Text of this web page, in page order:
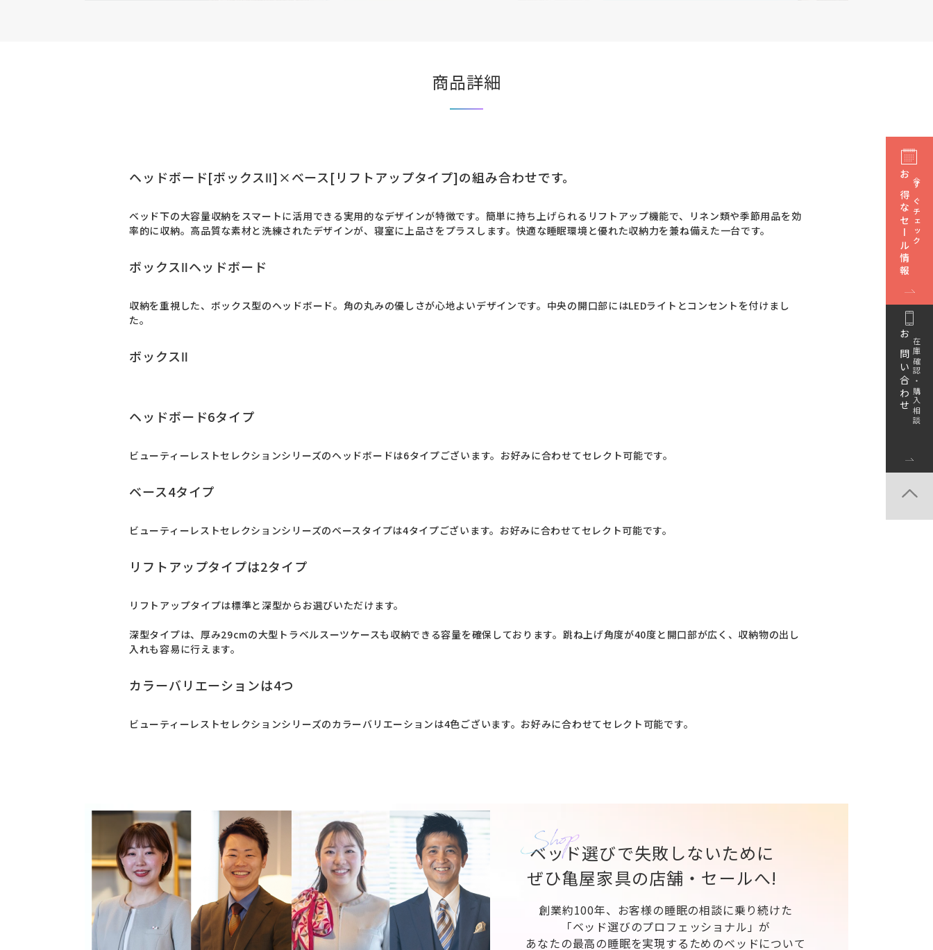
商品詳細
ヘッドボード[ボックスⅡ]×ベース[リフトアップタイプ]の組み合わせです。
ベッド下の大容量収納をスマートに活用できる実用的なデザインが特徴です。簡単に持ち上げられるリフトアップ機能で、リネン類や季節用品を効
率的に収納。高品質な素材と洗練されたデザインが、寝室に上品さをプラスします。快適な睡眠環境と優れた収納力を兼ね備えた一台です。
ボックスⅡヘッドボード
収納を重視した、ボックス型のヘッドボード。角の丸みの優しさが心地よいデザインです。中央の開口部にはLEDライトとコンセントを付けまし
た。
ボックスⅡ
ヘッドボード6タイプ
ビューティーレストセレクションシリーズのヘッドボードは6タイプございます。お好みに合わせてセレクト可能です。
ベース4タイプ
ビューティーレストセレクションシリーズのベースタイプは4タイプございます。お好みに合わせてセレクト可能です。
リフトアップタイプは2タイプ
リフトアップタイプは標準と深型からお選びいただけます。
深型タイプは、厚み29cmの大型トラベルスーツケースも収納できる容量を確保しております。跳ね上げ角度が40度と開口部が広く、収納物の出し
入れも容易に行えます。
カラーバリエーションは4つ
ビューティーレストセレクションシリーズのカラーバリエーションは4色ございます。お好みに合わせてセレクト可能です。
ベッド選びで失敗しないために
ぜひ亀屋家具の店舗・セールへ!
創業約100年、お客様の睡眠の相談に乗り続けた
「ベッド選びのプロフェッショナル」が
あなたの最高の睡眠を実現するためのベッドについて
今すぐチェック
お得なセール情報
お問い合わせ在庫確認・購入相談